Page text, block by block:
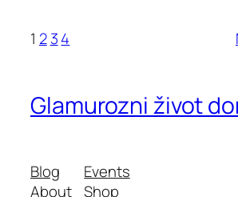
1 2 34
Glamurozni život
Blog
About
Events
Shop